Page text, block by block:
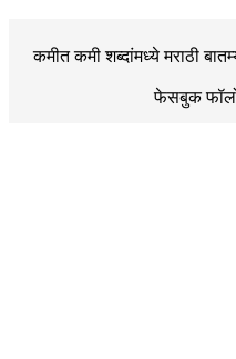
कमीत कमी शब्दांमध्ये मराठी
फेसबुक